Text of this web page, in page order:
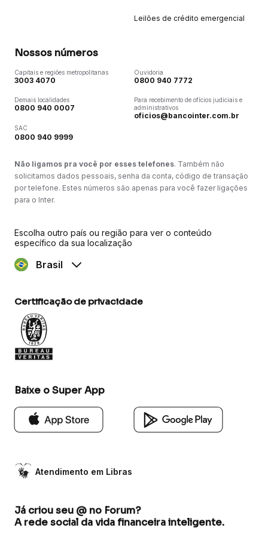
Leilões de crédito emergencial
Nossos números
Capitais e regiões metropolitanas
3003 4070
Demais localidades
0800 940 0007
SAC
0800 940 9999
Ouvidoria
0800 940 7772
Para recebimento de ofícios judiciais e
administrativos
oficios@bancointer.com.br
Não ligamos pra você por esses telefones. Também não
solicitamos dados pessoais, senha da conta, código de transação
por telefone. Estes números são apenas para você fazer ligações
para o Inter.
Escolha outro país ou região para ver o conteúdo
específico da sua localização
Brasil
Certificação de privacidade
Baixe o Super App
Atendimento em Libras
Já criou seu @ no Forum?
A rede social da vida financeira inteligente.